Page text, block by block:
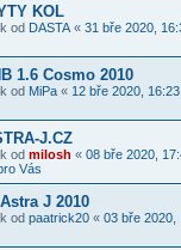
KOL
od DASTA « 31 bře 2020,
1.6 Cosmo 2010
od MiPa « 12 bře 2020, 16:23
J.CZ
od milosh « 08 bře 2020,
Vás
J 2010
od paatrick20 « 03 bře 2020,